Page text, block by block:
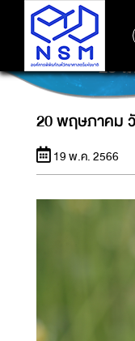
20
20 พฤษภาคม
19 พ.ค. 2566